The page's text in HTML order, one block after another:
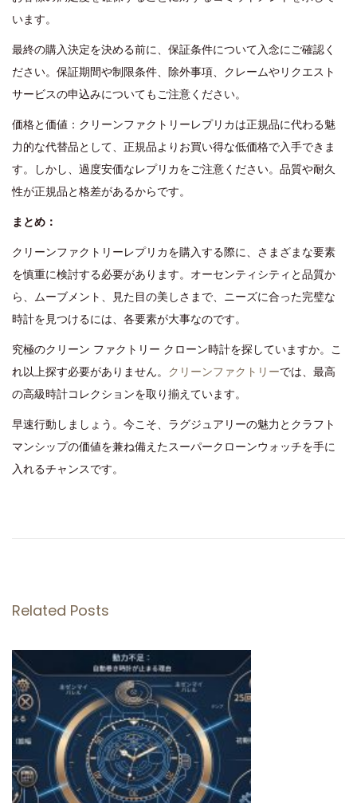
います。
最終の購入決定を決める前に、保証条件について入念にご確認く
ださい。保証期間や制限条件、除外事項、クレームやリクエスト
サービスの申込みについてもご注意ください。
価格と価値：クリーンファクトリーレプリカは正規品に代わる魅
力的な代替品として、正規品よりお買い得な低価格で入手できま
す。しかし、過度安価なレプリカをご注意ください。品質や耐久
性が正規品と格差があるからです。
まとめ：
クリーンファクトリーレプリカを購入する際に、さまざまな要素
を慎重に検討する必要があります。オーセンティシティと品質か
ら、ムーブメント、見た目の美しさまで、ニーズに合った完璧な
時計を見つけるには、各要素が大事なのです。
究極のクリーン ファクトリー クローン時計を探していますか。こ
れ以上探す必要がありません。 クリーンファクトリーでは、最高
の高級時計コレクションを取り揃えています。
早速行動しましょう。今こそ、ラグジュアリーの魅力とクラフト
マンシップの価値を兼ね備えたスーパークローンウォッチを手に
入れるチャンスです。
計
手
入
れ
の
ガ
イ
ド
Related Posts